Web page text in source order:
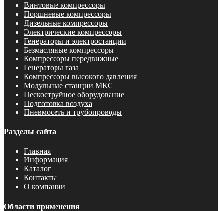
Винтовые компрессоры
Поршневые компрессоры
Дизельные компрессоры
Электрические компрессоры
Генераторы и электростанции
Безмасляные компрессоры
Компрессоры передвижные
Генераторы газа
Компрессоры высокого давления
Модульные станции МКС
Пескоструйное оборудование
Подготовка воздуха
Пневмосеть и трубопроводы
Разделы сайта
Главная
Информация
Каталог
Контакты
О компании
Области применения